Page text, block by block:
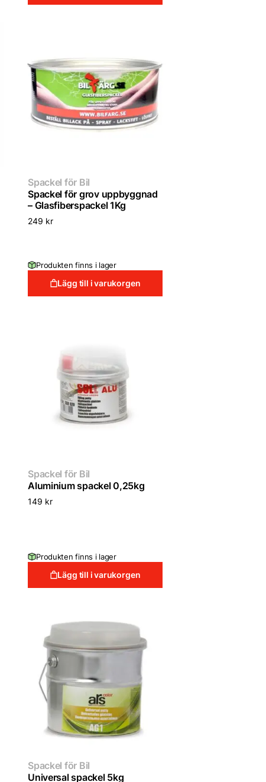
Spackel för Bil
Spackel för grov uppbyggnad
– Glasfiberspackel 1Kg
249 kr
Produkten finns i lager
Lägg till i varukorgen
Spackel för Bil
Aluminium spackel 0,25kg
149 kr
Produkten finns i lager
Lägg till i varukorgen
Spackel för Bil
Universal spackel 5kg